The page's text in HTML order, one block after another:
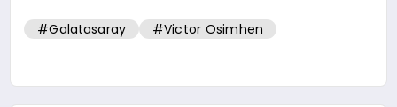
#Galatasaray #Victor Osimhen